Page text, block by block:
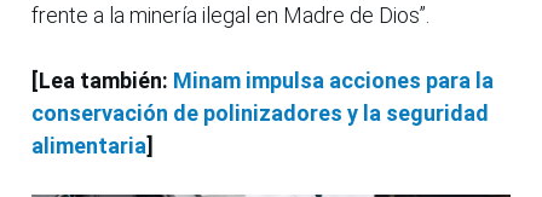
frente a la minería ilegal en Madre de Dios”.
[Lea también: Minam impulsa acciones para la
conservación de polinizadores y la seguridad
alimentaria]